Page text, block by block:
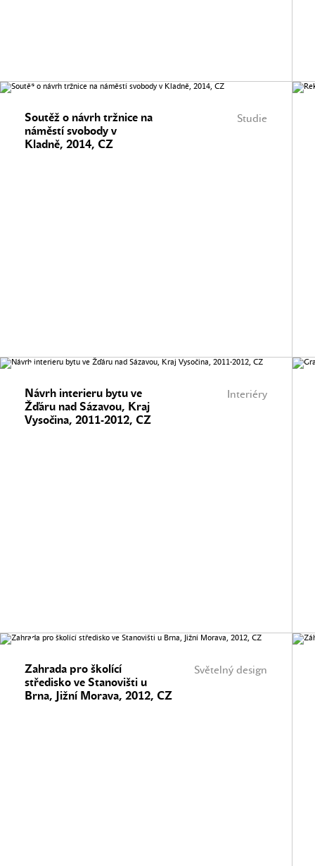
Studie
Soutěž o návrh tržnice na
náměstí svobody v
Kladně, 2014, CZ
Interiéry
Návrh interieru bytu ve
Žďáru nad Sázavou, Kraj
Vysočina, 2011-2012, CZ
Světelný design
Zahrada pro školící
středisko ve Stanovišti u
Brna, Jižní Morava, 2012, CZ